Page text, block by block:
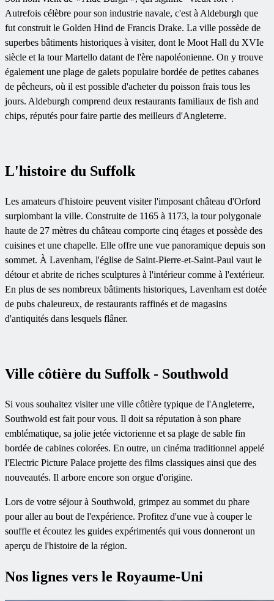
Autrefois célèbre pour son industrie navale, c'est à Aldeburgh que
fut construit le Golden Hind de Francis Drake. La ville possède de
superbes bâtiments historiques à visiter, dont le Moot Hall du XVIe
siècle et la tour Martello datant de l'ère napoléonienne. On y trouve
également une plage de galets populaire bordée de petites cabanes
de pêcheurs, où il est possible d'acheter du poisson frais tous les
jours. Aldeburgh comprend deux restaurants familiaux de fish and
chips, réputés pour faire partie des meilleurs d'Angleterre.
L'histoire du Suffolk
Les amateurs d'histoire peuvent visiter l'imposant château d'Orford
surplombant la ville. Construite de 1165 à 1173, la tour polygonale
haute de 27 mètres du château comporte cinq étages et possède des
cuisines et une chapelle. Elle offre une vue panoramique depuis son
sommet. À Lavenham, l'église de Saint-Pierre-et-Saint-Paul vaut le
détour et abrite de riches sculptures à l'intérieur comme à l'extérieur.
En plus de ses nombreux bâtiments historiques, Lavenham est dotée
de pubs chaleureux, de restaurants raffinés et de magasins
d'antiquités dans lesquels flâner.
Ville côtière du Suffolk - Southwold
Si vous souhaitez visiter une ville côtière typique de l'Angleterre,
Southwold est fait pour vous. Il doit sa réputation à son phare
emblématique, sa jolie jetée victorienne et sa plage de sable fin
bordée de cabines colorées. En outre, un cinéma traditionnel appelé
l'Electric Picture Palace projette des films classiques ainsi que des
nouveautés. Il arbore encore son orgue d'origine.
Lors de votre séjour à Southwold, grimpez au sommet du phare
pour aller au bout de l'expérience. Profitez d'une vue à couper le
souffle et écoutez les guides expérimentés qui vous donneront un
aperçu de l'histoire de la région.
Nos lignes vers le Royaume-Uni